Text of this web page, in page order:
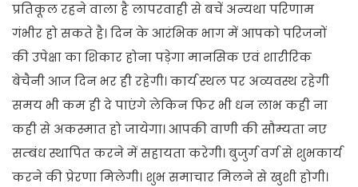
प्रतिकूल रहने वाला है लापरवाही से बचें अन्यथा परिणाम
गंभीर हो सकते है। दिन के आरंभिक भाग में आपको परिजनों
की उपेक्षा का शिकार होना पड़ेगा मानसिक एवं शारीरिक
बेचैनी आज दिन भर ही रहेगी। कार्य स्थल पर अव्यवस्थ रहेगी
समय भी कम ही दे पाएंगे लेकिन फिर भी धन लाभ कही ना
कही से अकस्मात हो जायेगा। आपकी वाणी की सौम्यता नए
सम्बंध स्थापित करने में सहायता करेगी। बुजुर्ग वर्ग से शुभकार्य
करने की प्रेरणा मिलेगी। शुभ समाचार मिलने से खुशी होगी।